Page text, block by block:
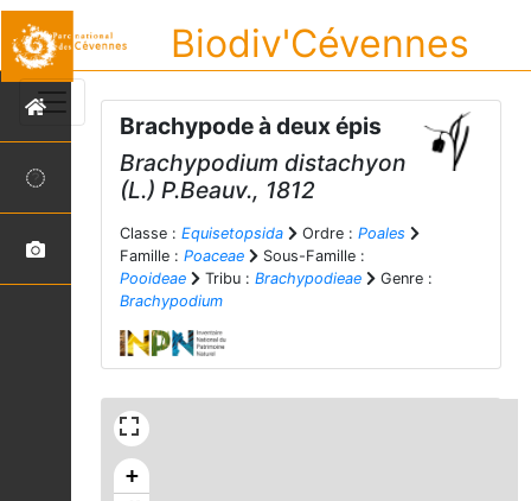
Biodiv'Cévennes
Brachypode à deux épis
Brachypodium distachyon
(L.) P.Beauv., 1812
Classe : Equisetopsida Ordre : Poales
Famille : Poaceae
Sous-Famille :
Pooideae
Tribu : Brachypodieae
Genre :
Brachypodium
+